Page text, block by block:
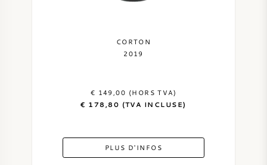
CORTON
2019
€ 149,00 (HORS TVA)
€ 178,80 (TVA INCLUSE)
PLUS D'INFOS